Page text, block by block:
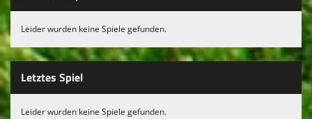
Leider wurden keine Spiele gefunden.
Letztes Spiel
Leider wurden keine Spiele gefunden.